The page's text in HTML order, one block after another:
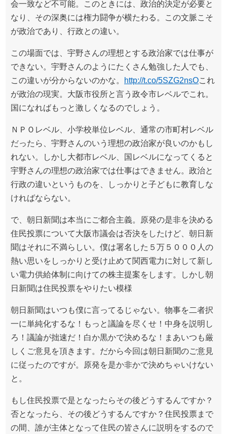
会一致など不可能。このときには、政治的決定が必要と
なり、その深奥には権力闘争が横たわる。この文脈こそ
が政治であり、行政との違い。
この場面では、宇野さんの理想とする政治家では仕事が
できない。宇野さんのようにたくさん勉強した人でも、
この違いが分からないのかな。
http://t.co/5SZG2nsOこれ
が政治の現実。大阪市役所と言う政令市レベルでこれ。
国になればもっと激しくなるのでしょう。
ＮＰＯレベル、小学校単位レベル、通常の市町村レベル
だったら、宇野さんのいう理想の政治家が良いのかもし
れない。しかし大都市レベル、国レベルになってくると
宇野さんの理想の政治家では仕事はできません。政治と
行政の違いというものを、しっかりと子どもに教育しな
ければならない。
で、朝日新聞は本当にご都合主義。原発の是非を決める
住民投票について大阪市議会は否決をしたけど、朝日新
聞はそれに不満らしい。僕は署名した５万５０００人の
熱い思いをしっかりと受け止めて関西電力に対して新し
い電力供給体制に向けての株主提案をします。しかし朝
日新聞は住民投票をやりたい模様
朝日新聞はいつも僕に言ってるじゃない。物事を二者択
一に単純化するな！もっと議論を尽くせ！中身を説明し
ろ！議論が拙速だ！白か黒かで決めるな！まあいつも厳
しくご意見を頂きます。だから今回は朝日新聞のご意見
に従ったのですが。原発を是か非かで決めちゃいけない
と。
もし住民投票で是となったらその後どうするんですか？
否となったら、その後どうするんですか？住民投票まで
の間、誰が主体となって住民の皆さんに説明をするので